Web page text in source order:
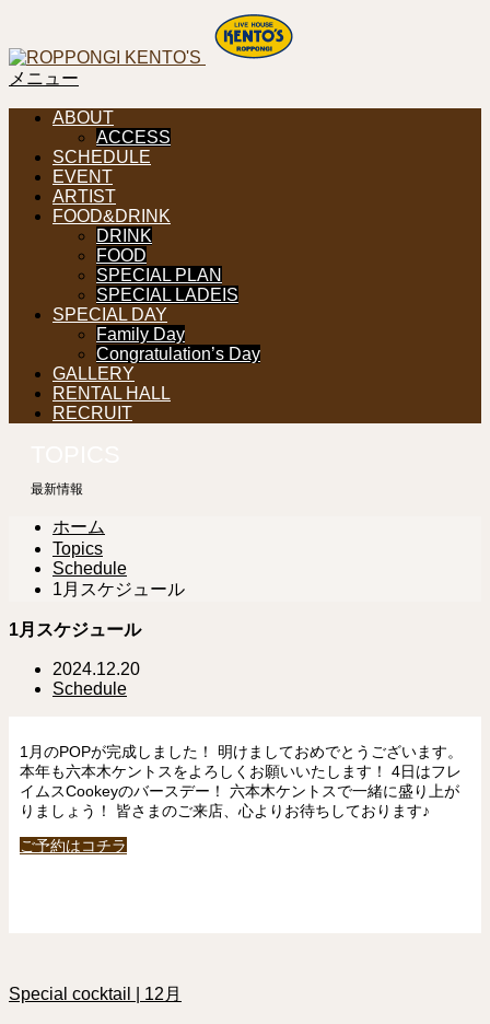
メニュー
ABOUT
ACCESS
SCHEDULE
EVENT
ARTIST
FOOD&DRINK
DRINK
FOOD
SPECIAL PLAN
SPECIAL LADEIS
SPECIAL DAY
Family Day
Congratulation’s Day
GALLERY
RENTAL HALL
RECRUIT
最新情報
ホーム
Topics
Schedule
1月スケジュール
1月スケジュール
2024.12.20
Schedule
1月のPOPが完成しました！ 明けましておめでとうございます。
本年も六本木ケントスをよろしくお願いいたします！ 4日はフレ
イムスCookeyのバースデー！ 六本木ケントスで一緒に盛り上が
りましょう！ 皆さまのご来店、心よりお待ちしております♪
ご予約はコチラ
Special cocktail | 12月